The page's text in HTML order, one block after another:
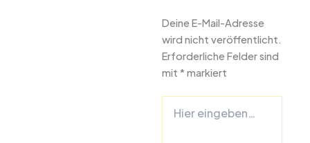
Deine E-Mail-Adresse
wird nicht veröffentlicht.
Erforderliche Felder sind
mit * markiert
eingeben…